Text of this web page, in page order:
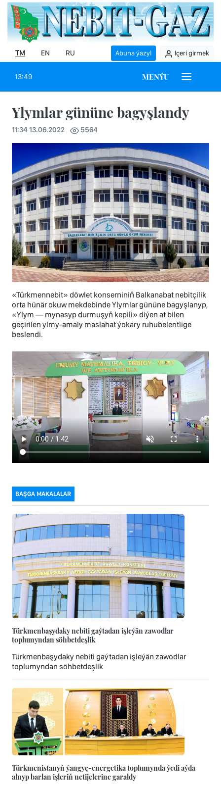
TM EN RU Abuna ýazyl Içeri girmek
13:49 MENÝU
Ylymlar gününe bagyşlandy
11:34 13.06.2022 5564
«Türkmennebit» döwlet konserniniň Balkanabat nebitçilik
orta hünär okuw mekdebinde Ylymlar gününe bagyşlanyp,
«Ylym — mynasyp durmuşyň kepili» diýen at bilen
geçirilen ylmy-amaly maslahat ýokary ruhubelentlige
beslendi.
BAŞGA MAKALALAR
Türkmenbaşydaky nebiti gaýtadan işleýän zawodlar
toplumyndan söhbetdeşlik
Türkmenbaşydaky nebiti gaýtadan işleýän zawodlar
toplumyndan söhbetdeşlik
Türkmenistanyň ýangyç-energetika toplumynda ýedi aýda
alnyp barlan işleriň netijelerine garaldy